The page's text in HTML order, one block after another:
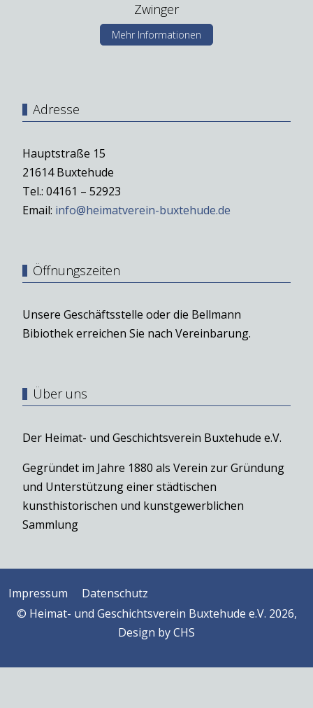
Zwinger
Mehr Informationen
Adresse
Hauptstraße 15
21614 Buxtehude
Tel.: 04161 – 52923
Email: info@heimatverein-buxtehude.de
Öffnungszeiten
Unsere Geschäftsstelle oder die Bellmann
Bibiothek erreichen Sie nach Vereinbarung.
Über uns
Der Heimat- und Geschichtsverein Buxtehude e.V.
Gegründet im Jahre 1880 als Verein zur Gründung
und Unterstützung einer städtischen
kunsthistorischen und kunstgewerblichen
Sammlung
Impressum
Datenschutz
© Heimat- und Geschichtsverein Buxtehude e.V. 2026,
Design byCHS